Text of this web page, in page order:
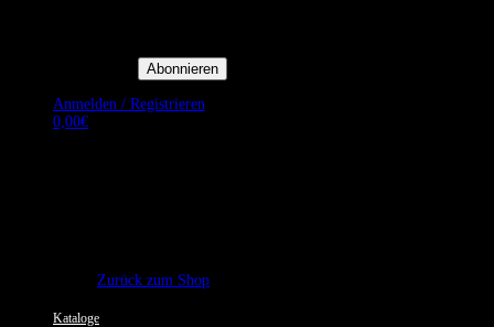
Anmelden / Registrieren
0,00€
Zurück zum Shop
Kataloge